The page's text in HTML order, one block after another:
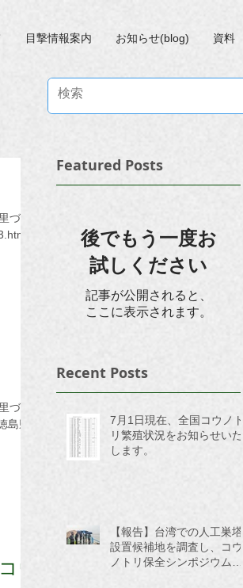
目撃情報案内 お知らせ(blog) 資料
ウ
Featured Posts
後でもう一度お
試しください
記事が公開されると、
ここに表示されます。
Recent Posts
7月1日現在、全国コウノト
リ繁殖状況をお知らせいた
します。
【報告】台湾での人工巣塔
設置候補地を調査し、コウ
ノトリ保全シンポジウムに